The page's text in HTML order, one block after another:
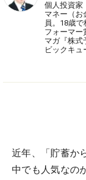
個人投資家
マネー（お
員。18歳
フォーマー
マガ『株式
ビックキュ
近年、「貯蓄か
中でも人気なの